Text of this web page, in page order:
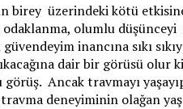
birey üzerindeki kötü
olumlu
inancına sıkı
dair bir görüsü olur
Ancak travmayı
deneyiminin olağan